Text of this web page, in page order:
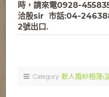
時，請來電0928-
洽殷sir 市話:04-
2號出口.
Category: 新人婚紗相簿(